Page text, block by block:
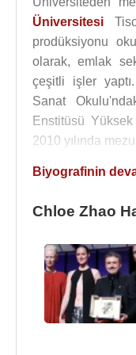
Üniversitesi
prodüksiyonu
olarak, emlak
çeşitli işler yaptı.
Sanat
Enstitüsü Yüksek
2010 yılında
Chloé Zhao 'nun
bir ilişki
/ Atlas
Üniversitesi
zorla görücü
özgürleşmeye
kızın hikayesini
Biyografinin
Chloe Zhao